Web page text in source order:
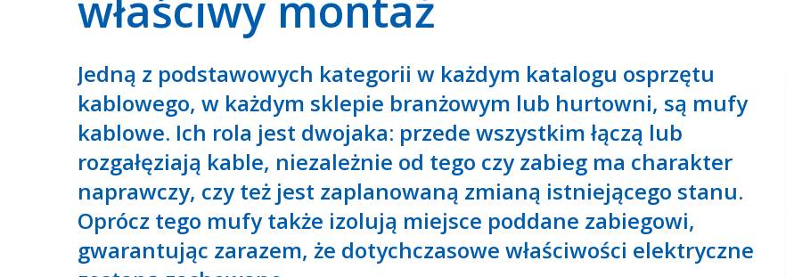
Jedną z podstawowych kategorii w każdym katalogu osprzętu
kablowego, w każdym sklepie branżowym lub hurtowni, są mufy
kablowe. Ich rola jest dwojaka: przede wszystkim łączą lub
rozgałęziają kable, niezależnie od tego czy zabieg ma charakter
naprawczy, czy też jest zaplanowaną zmianą istniejącego stanu.
Oprócz tego mufy także izolują miejsce poddane zabiegowi,
gwarantując zarazem, że dotychczasowe właściwości elektryczne